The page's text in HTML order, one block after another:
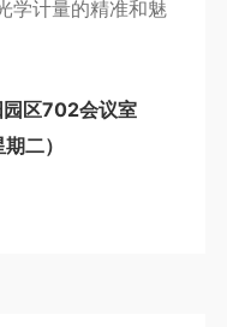
学计量的精准和魅
区702会议室
二）